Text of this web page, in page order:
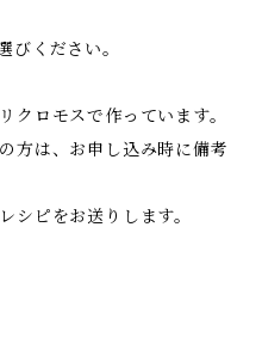
びください。
クロモスで作っています。
方は、お申し込み時に備考
シピをお送りします。